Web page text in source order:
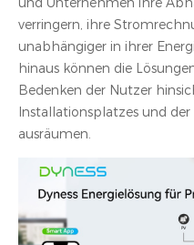
verringern, ihre
unabhängiger in ihrer
hinaus können die
Bedenken der Nutzer
Installationsplatzes und
ausräumen.